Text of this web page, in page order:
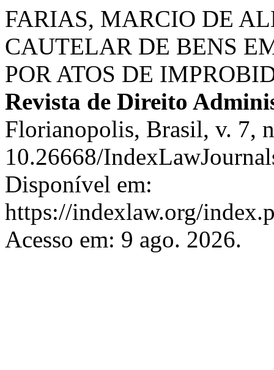
FARIAS, MARCIO DE
CAUTELAR DE BENS
POR ATOS DE
Revista de Direito
Florianopolis, Brasil, v. 7,
10.26668/
Disponível em:
https://indexlaw.org/
Acesso em: 9 ago. 2026.